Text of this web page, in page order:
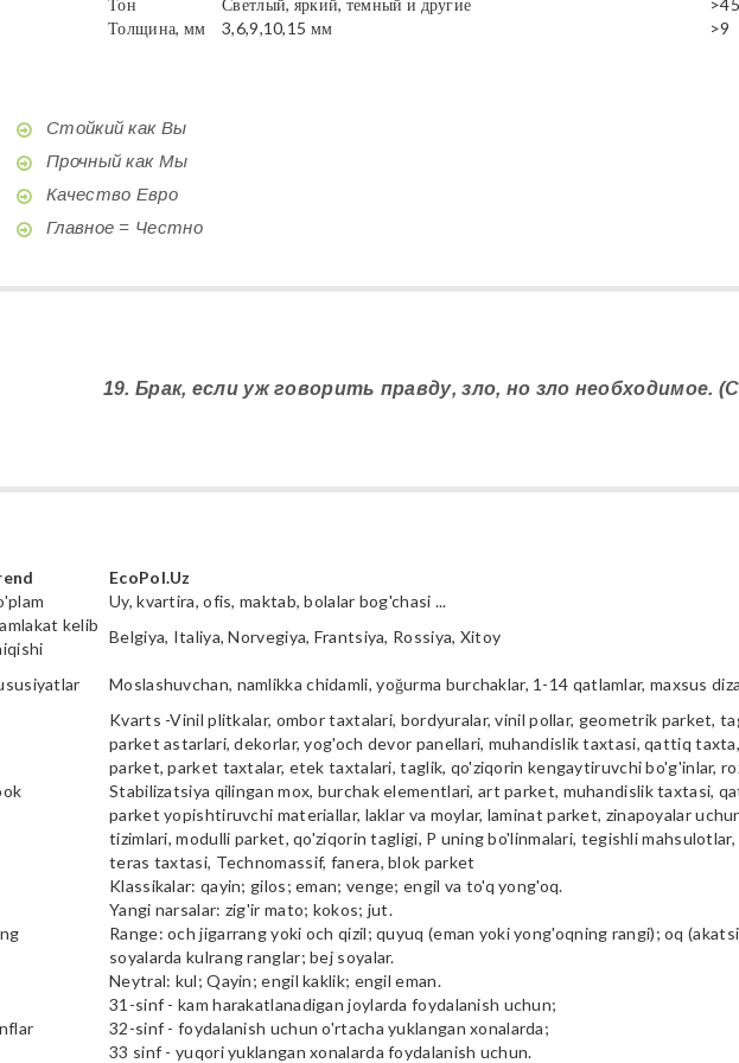
Тон
Светлый, яркий, темный и другие
>45
Толщина, мм
3,6,9,10,15 мм >9
Стойкий как Вы
Прочный как Мы
Качество Евро
Главное = Честно
19. Брак, если уж говорить правду, зло, но зло необходимое.
EcoPol.Uz
Uy, kvartira, ofis, maktab, bolalar bog'chasi ...
kelib
Belgiya, Italiya, Norvegiya, Frantsiya, Rossiya, Xitoy
Moslashuvchan, namlikka chidamli, yoğurma burchaklar, 1-14 qatlamlar, maxsus
Kvarts -Vinil plitkalar, ombor taxtalari, bordyuralar, vinil pollar, geometrik parket,
parket astarlari, dekorlar, yog'och devor panellari, muhandislik taxtasi, qattiq taxta,
parket, parket taxtalar, etek taxtalari, taglik, qo'ziqorin kengaytiruvchi bo'g'inlar,
Stabilizatsiya qilingan mox, burchak elementlari, art parket, muhandislik taxtasi,
parket yopishtiruvchi materiallar, laklar va moylar, laminat parket, zinapoyalar
tizimlari, modulli parket, qo'ziqorin tagligi, P uning bo'linmalari, tegishli
teras taxtasi, Technomassif, fanera, blok parket
Klassikalar: qayin; gilos; eman; venge; engil va to'q yong'oq.
Yangi narsalar: zig'ir mato; kokos; jut.
Range: och jigarrang yoki och qizil; quyuq (eman yoki yong'oqning rangi); oq
soyalarda kulrang ranglar; bej soyalar.
Neytral: kul; Qayin; engil kaklik; engil eman.
31-sinf - kam harakatlanadigan joylarda foydalanish uchun;
32-sinf - foydalanish uchun o'rtacha yuklangan xonalarda;
33 sinf - yuqori yuklangan xonalarda foydalanish uchun.